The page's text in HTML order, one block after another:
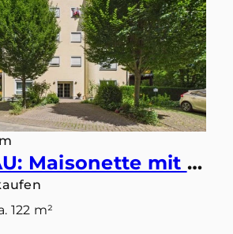
WOHNBAU: Maisonette mit Ausblick – Wohnen in ruhiger Bestlage mit zwei Balkonen und zwei Bädern
122 m²